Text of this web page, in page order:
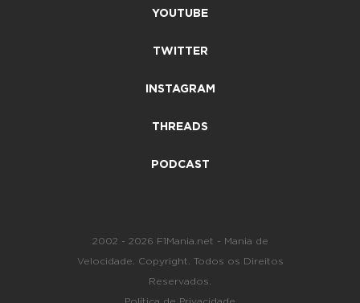
YOUTUBE
TWITTER
INSTAGRAM
THREADS
PODCAST
2002 - 2026 F1Mania.net - Mania de
Velocidade. Copyright. Todos os Direitos
Reservados.